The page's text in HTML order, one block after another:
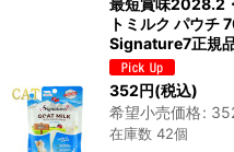
トミルク パウチ
Signature7正規
352円(税込)
希望小売価格:
在庫数 42個